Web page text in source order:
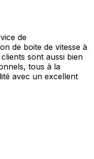
de
de boite de vitesse à
sont aussi bien
tous à la
avec un excellent